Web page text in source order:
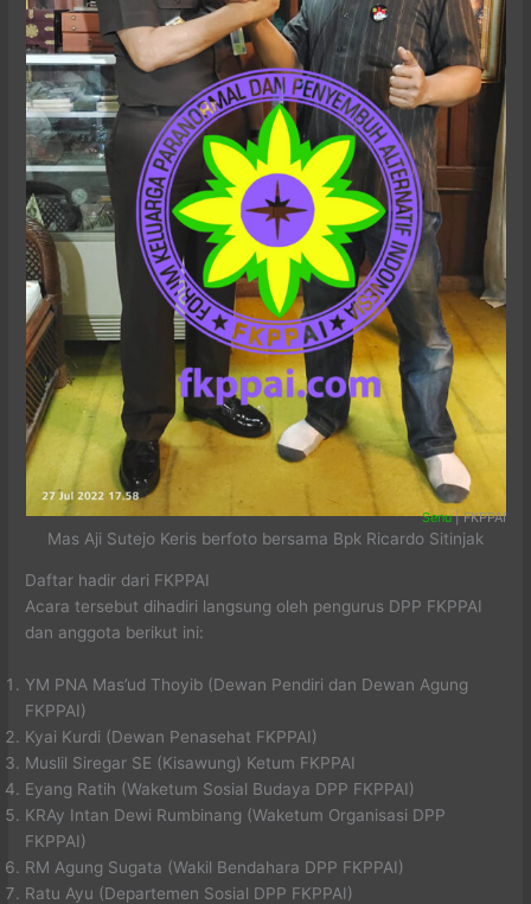
Senu| FKPPAI
Mas Aji Sutejo Keris berfoto bersama Bpk Ricardo Sitinjak
Daftar hadir dari FKPPAI
Acara tersebut dihadiri langsung oleh pengurus DPP FKPPAI
dan anggota berikut ini:
YM PNA Mas’ud Thoyib (Dewan Pendiri dan Dewan Agung
FKPPAI)
Kyai Kurdi (Dewan Penasehat FKPPAI)
Muslil Siregar SE (Kisawung) Ketum FKPPAI
Eyang Ratih (Waketum Sosial Budaya DPP FKPPAI)
KRAy Intan Dewi Rumbinang (Waketum Organisasi DPP
FKPPAI)
RM Agung Sugata (Wakil Bendahara DPP FKPPAI)
Ratu Ayu (Departemen Sosial DPP FKPPAI)